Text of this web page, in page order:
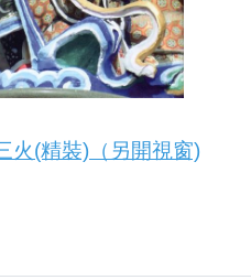
火(精裝)（另開視窗)